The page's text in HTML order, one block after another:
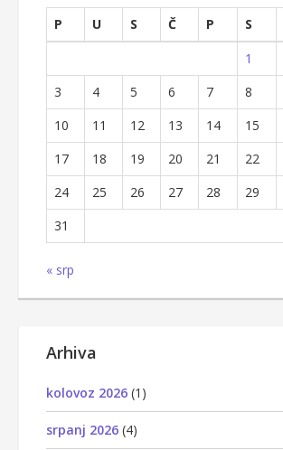
P
U S Č P S
1
3
4 5 6 7 8
10
11 12 13 14 15
17
18 19 20 21 22
24
25 26 27 28 29
31
« srp
Arhiva
kolovoz 2026 (1)
srpanj 2026 (4)